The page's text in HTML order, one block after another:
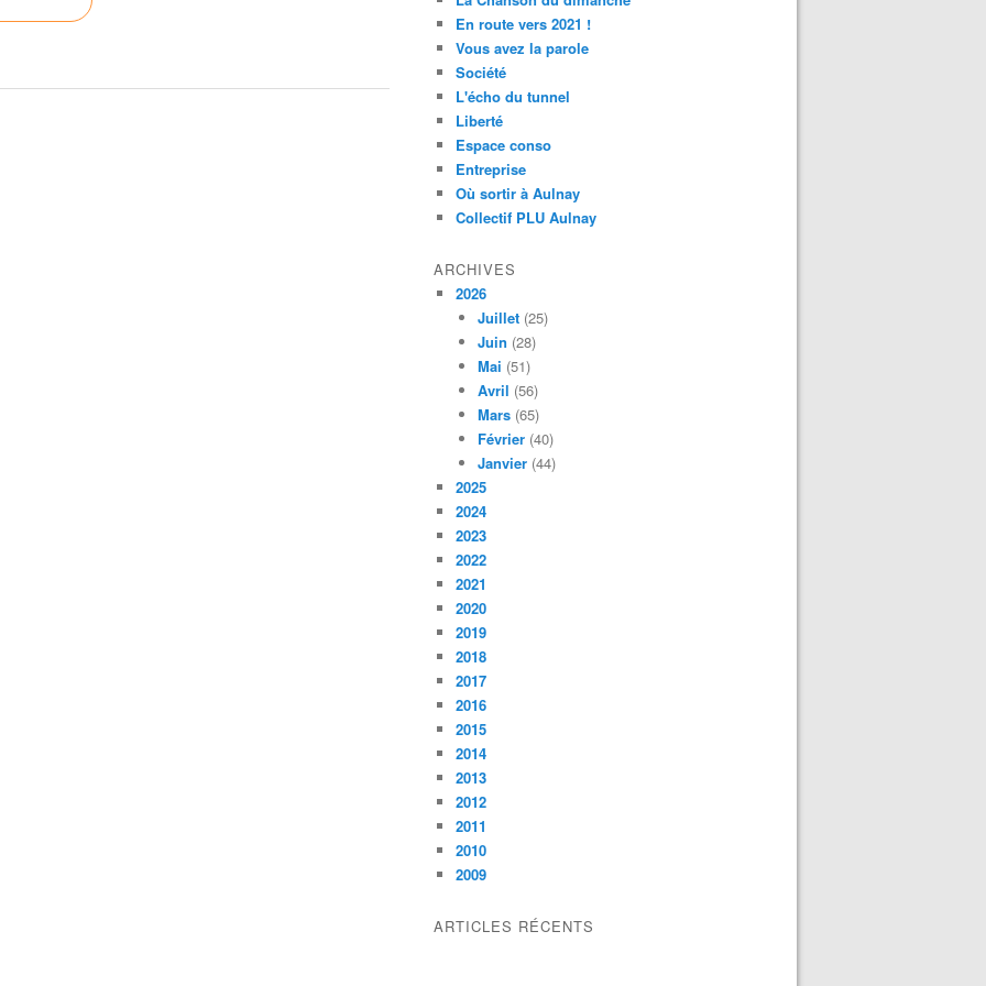
En route vers 2021 !
Vous avez la parole
Société
L'écho du tunnel
Liberté
Espace conso
Entreprise
Où sortir à Aulnay
Collectif PLU Aulnay
ARCHIVES
2026
Juillet (25)
Juin (28)
Mai (51)
Avril (56)
Mars (65)
Février (40)
Janvier (44)
2025
2024
2023
2022
2021
2020
2019
2018
2017
2016
2015
2014
2013
2012
2011
2010
2009
ARTICLES RÉCENTS